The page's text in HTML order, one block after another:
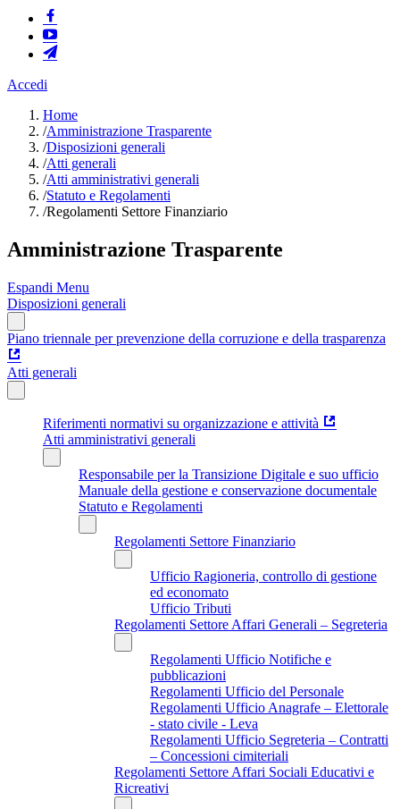
Accedi
Home
/Amministrazione Trasparente
/Disposizioni generali
/Atti generali
/Atti amministrativi generali
/Statuto e Regolamenti
/Regolamenti Settore Finanziario
Amministrazione Trasparente
Espandi Menu
Disposizioni generali
Piano triennale per prevenzione della corruzione e della trasparenza
Atti generali
Riferimenti normativi su organizzazione e attività
Atti amministrativi generali
Responsabile per la Transizione Digitale e suo ufficio
Manuale della gestione e conservazione documentale
Statuto e Regolamenti
Regolamenti Settore Finanziario
Ufficio Ragioneria, controllo di gestione
ed economato
Ufficio Tributi
Regolamenti Settore Affari Generali – Segreteria
Regolamenti Ufficio Notifiche e
pubblicazioni
Regolamenti Ufficio del Personale
Regolamenti Ufficio Anagrafe – Elettorale
- stato civile - Leva
Regolamenti Ufficio Segreteria – Contratti
– Concessioni cimiteriali
Regolamenti Settore Affari Sociali Educativi e
Ricreativi